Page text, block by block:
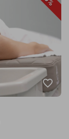
favorite_border